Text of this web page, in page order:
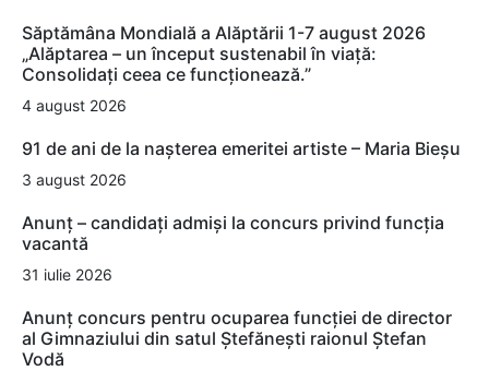
Săptămâna Mondială a Alăptării 1-7 august 2026
„Alăptarea – un început sustenabil în viață:
Consolidați ceea ce funcționează.”
4 august 2026
91 de ani de la nașterea emeritei artiste – Maria Bieșu
3 august 2026
Anunț – candidați admiși la concurs privind funcția
vacantă
31 iulie 2026
Anunț concurs pentru ocuparea funcției de director
al Gimnaziului din satul Ștefănești raionul Ștefan
Vodă